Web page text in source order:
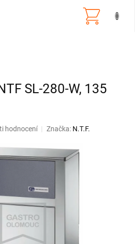
SL-280-W, 135
hodnocení Značka: N.T.F.